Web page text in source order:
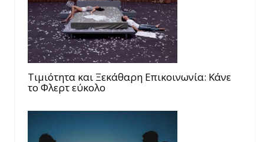
Τιμιότητα και Ξεκάθαρη Επικοινωνία: Κάνε
το Φλερτ εύκολο